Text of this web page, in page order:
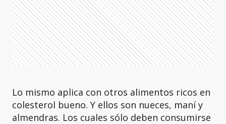
Lo mismo aplica con otros alimentos ricos en
colesterol bueno. Y ellos son nueces, maní y
almendras. Los cuales sólo deben consumirse